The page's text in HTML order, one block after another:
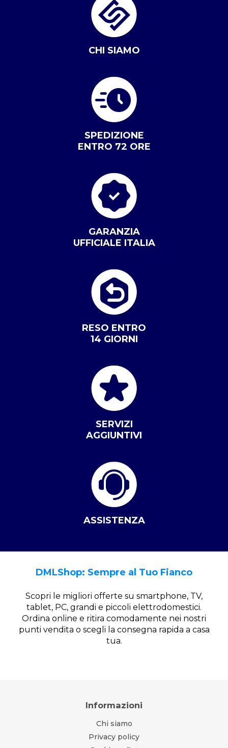
CHI SIAMO
SPEDIZIONE
ENTRO 72 ORE
GARANZIA
UFFICIALE ITALIA
RESO ENTRO
14 GIORNI
SERVIZI
AGGIUNTIVI
ASSISTENZA
DMLShop: Sempre al Tuo Fianco
Scopri le migliori offerte su smartphone, TV,
tablet, PC, grandi e piccoli elettrodomestici.
Ordina online e ritira comodamente nei nostri
punti vendita o scegli la consegna rapida a casa
tua.
Informazioni
Chi siamo
Privacy policy